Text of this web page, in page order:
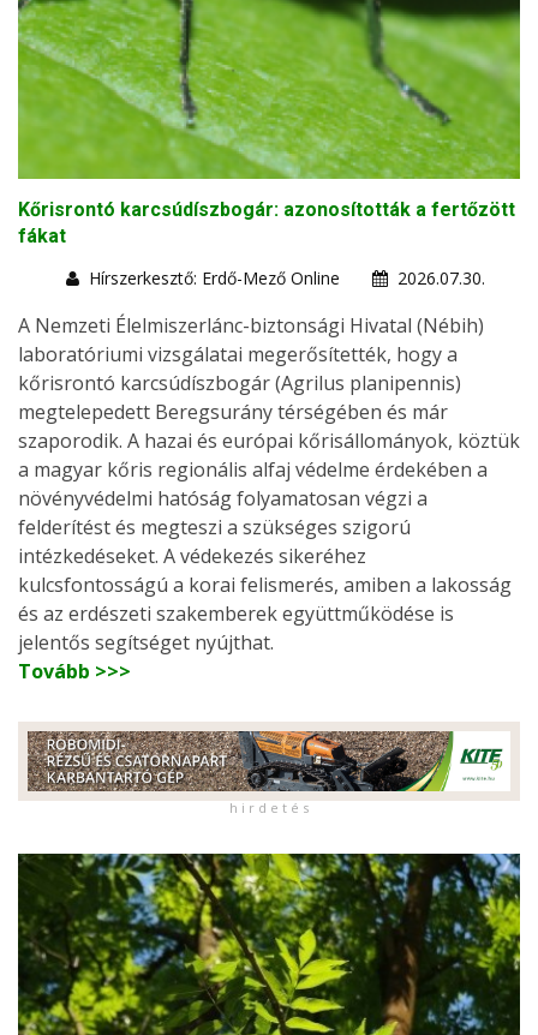
Kőrisrontó karcsúdíszbogár: azonosították a fertőzött
fákat
Hírszerkesztő: Erdő-Mező Online
2026.07.30.
A Nemzeti Élelmiszerlánc-biztonsági Hivatal (Nébih)
laboratóriumi vizsgálatai megerősítették, hogy a
kőrisrontó karcsúdíszbogár (Agrilus planipennis)
megtelepedett Beregsurány térségében és már
szaporodik. A hazai és európai kőrisállományok, köztük
a magyar kőris regionális alfaj védelme érdekében a
növényvédelmi hatóság folyamatosan végzi a
felderítést és megteszi a szükséges szigorú
intézkedéseket. A védekezés sikeréhez
kulcsfontosságú a korai felismerés, amiben a lakosság
és az erdészeti szakemberek együttműködése is
jelentős segítséget nyújthat.
Tovább >>>
h i r d e t é s